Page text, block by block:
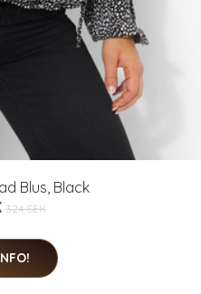
Blus, Black
324 SEK